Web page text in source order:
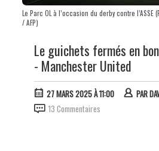
Le Parc OL à l’occasion du derby contre l’ASSE
/ AFP)
Le guichets fermés en
- Manchester United
27 MARS 2025 À 11:00 PAR
13 Commentaires